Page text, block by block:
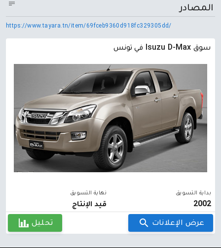
المصادر
https://www.tayara.tn/item/69fceb9360d918fc329305dd/
سوق Isuzu D-Max في تونس
بداية التسويق
2002
نهاية التسويق
قيد الإنتاج
عرض الإعلانات تحليل